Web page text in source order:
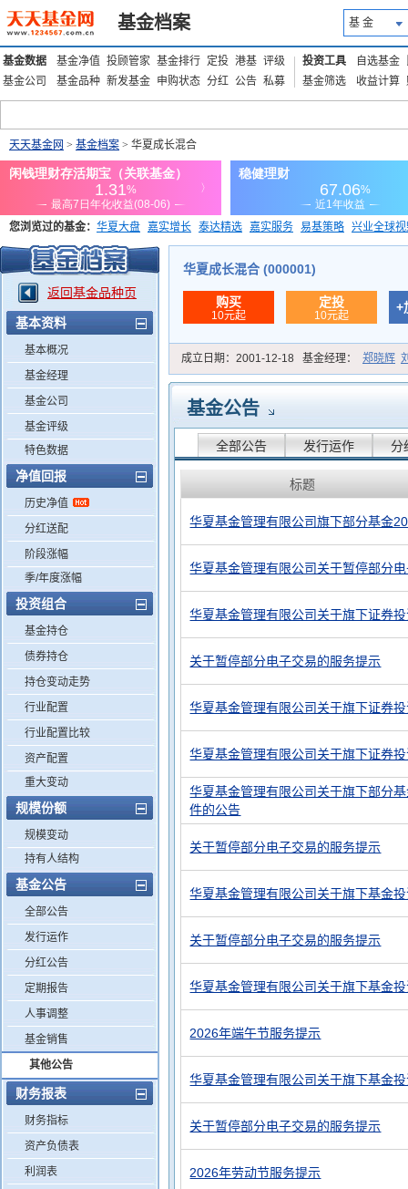
基金档案 基 金
基金数据 基金净值 投顾管家 基金排行 定投 港基 评级
基金公司
基金品种 新发基金 申购状态 分红 公告 私募
投资工具 自选基金
基金筛选
收益计算
天天基金网 > 基金档案 > 华夏成长混合
您浏览过的基金： 华夏大盘 嘉实增长 泰达精选 嘉实服务 易基策略 兴业全球
添富优势 华安宏利 上证180价值ETF
返回基金品种页
基本资料
基本概况
基金经理
基金公司
基金评级
特色数据
净值回报
历史净值
分红送配
阶段涨幅
季/年度涨幅
投资组合
基金持仓
债券持仓
持仓变动走势
行业配置
行业配置比较
资产配置
重大变动
规模份额
规模变动
持有人结构
基金公告
全部公告
发行运作
分红公告
定期报告
人事调整
基金销售
其他公告
财务报表
财务指标
资产负债表
利润表
华夏成长混合 (000001)
购买
10元起
定投
10元起
+
成立日期： 2001-12-18 基金经理： 郑晓辉
基金公告
全部公告 发行运作 分
标题
华夏基金管理有限公司旗下部分基金
华夏基金管理有限公司关于暂停部分
华夏基金管理有限公司关于旗下证券
关于暂停部分电子交易的服务提示
华夏基金管理有限公司关于旗下证券
华夏基金管理有限公司关于旗下证券
华夏基金管理有限公司关于旗下部分
件的公告
关于暂停部分电子交易的服务提示
华夏基金管理有限公司关于旗下基金
关于暂停部分电子交易的服务提示
华夏基金管理有限公司关于旗下基金
2026年端午节服务提示
华夏基金管理有限公司关于旗下基金
关于暂停部分电子交易的服务提示
2026年劳动节服务提示